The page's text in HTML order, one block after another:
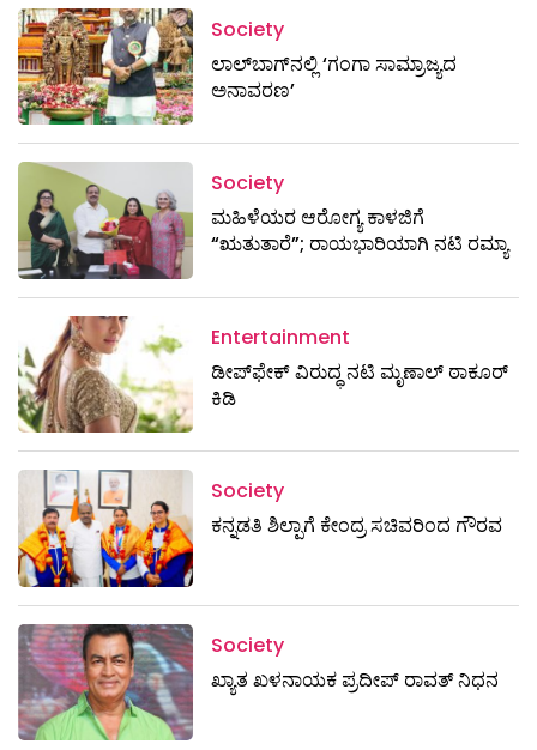
Society
ಲಾಲ್‌ಬಾಗ್‌ನಲ್ಲಿ ‘ಗಂಗಾ ಸಾಮ್ರಾಜ್ಯದ
ಅನಾವರಣ’
Society
ಮಹಿಳೆಯರ ಆರೋಗ್ಯ ಕಾಳಜಿಗೆ
“ಋತುತಾರೆ”; ರಾಯಭಾರಿಯಾಗಿ ನಟಿ ರಮ್ಯಾ
Entertainment
ಡೀಪ್‌ಫೇಕ್ ವಿರುದ್ಧ ನಟಿ ಮೃಣಾಲ್ ಠಾಕೂರ್
ಕಿಡಿ
Society
ಕನ್ನಡತಿ ಶಿಲ್ಪಾಗೆ ಕೇಂದ್ರ ಸಚಿವರಿಂದ ಗೌರವ
Society
ಖ್ಯಾತ ಖಳನಾಯಕ ಪ್ರದೀಪ್ ರಾವತ್‌ ನಿಧನ